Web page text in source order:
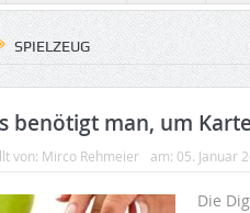
SPIELZEUG
benötigt man, um
von: Mirco Rehmeier am: 05. Januar
Die